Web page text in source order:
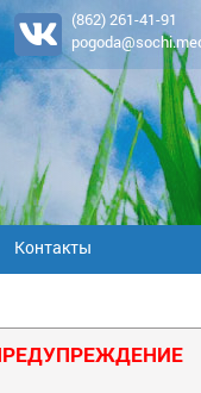
(862) 261-41-91
Контакты